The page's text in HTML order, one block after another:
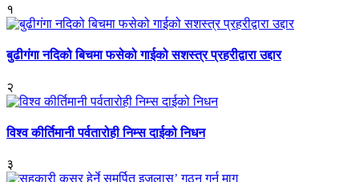
१
बुढीगंगा नदिको बिचमा फसेको गाईको सशस्त्र प्रहरीद्वारा उद्दार
२
विश्व कीर्तिमानी पर्वतारोही निम्स दाईको निधन
३